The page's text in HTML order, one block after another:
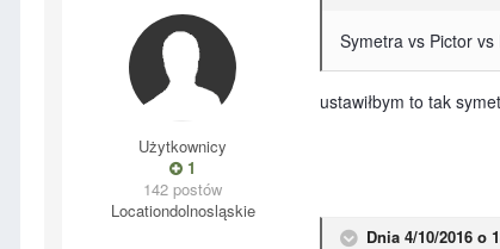
Użytkownicy
1
142 postów
Locationdolnosląskie
Symetra vs Pictor
ustawiłbym to tak
Dnia 4/10/2016 o